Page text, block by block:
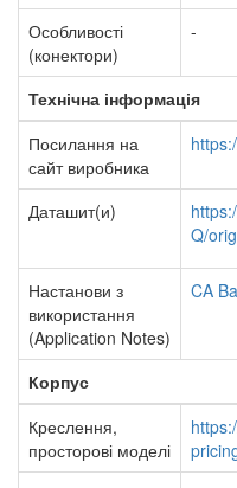
Особливості
(конектори)
-
Технічна інформація
Посилання на
сайт виробника
Даташит(и)
Q/
Настанови з
використання
(Application Notes)
CA
Корпус
Креслення,
просторові моделі